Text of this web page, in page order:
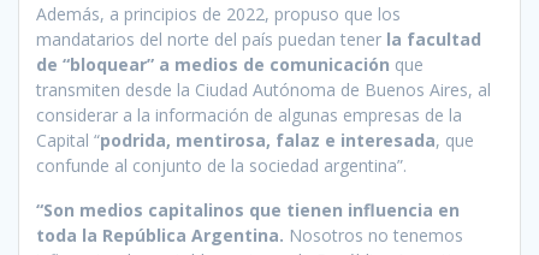
Además, a principios de 2022, propuso que los
mandatarios del norte del país puedan tener la facultad
de “bloquear” a medios de comunicación que
transmiten desde la Ciudad Autónoma de Buenos Aires, al
considerar a la información de algunas empresas de la
Capital “podrida, mentirosa, falaz e interesada, que
confunde al conjunto de la sociedad argentina”.
“Son medios capitalinos que tienen influencia en
toda la República Argentina. Nosotros no tenemos